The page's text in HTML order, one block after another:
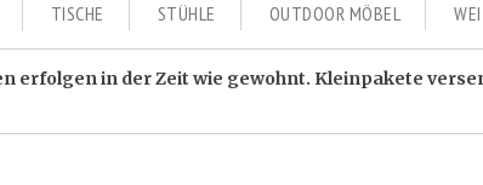
TISCHE STÜHLE OUTDOOR MÖBEL
erfolgen in der Zeit wie gewohnt. Kleinpakete